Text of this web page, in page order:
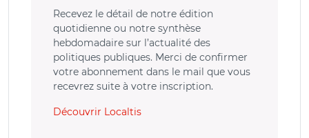
Recevez le détail de notre édition
quotidienne ou notre synthèse
hebdomadaire sur l’actualité des
politiques publiques. Merci de confirmer
votre abonnement dans le mail que vous
recevrez suite à votre inscription.
Découvrir Localtis